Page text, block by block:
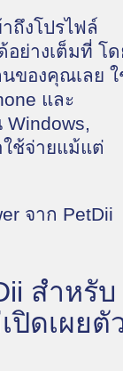
ถึงโปรไฟล์
อย่างเต็มที่ โ
นของคุณเลย
และ
Windows,
ใช้จ่ายแม้แต่
จาก PetDii
สำหรับ
ปิดเผยตั